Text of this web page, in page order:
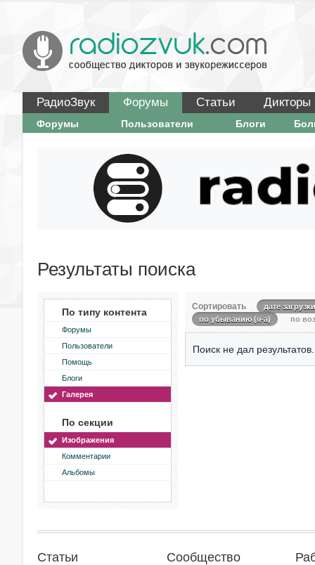
РадиоЗвук Форумы Статьи Дикторы
Форумы Пользователи Блоги
Результаты поиска
По типу контента
Форумы
Пользователи
Помощь
Блоги
Галерея
По секции
Изображения
Комментарии
Альбомы
Сортировать
дате загрузки
по убыванию (я-а)
по
Поиск не дал результатов.
Статьи Сообщество